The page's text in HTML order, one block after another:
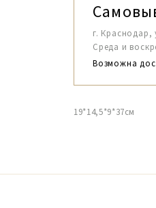
г. Краснодар,
Среда и
Возможна
19*14,5*9*37см